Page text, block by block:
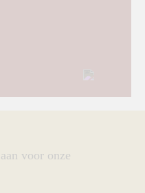
voor onze